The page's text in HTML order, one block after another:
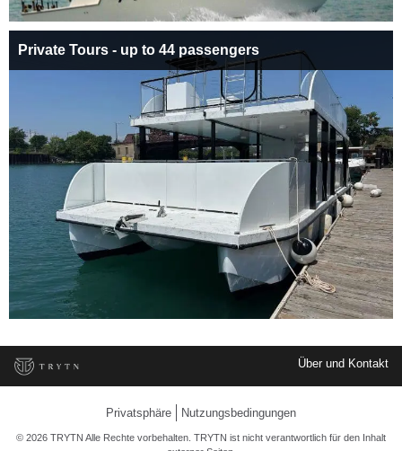
Private Tours - up to 44 passengers
Über und Kontakt
Privatsphäre Nutzungsbedingungen
© 2026 TRYTN Alle Rechte vorbehalten. TRYTN ist nicht verantwortlich für den Inhalt